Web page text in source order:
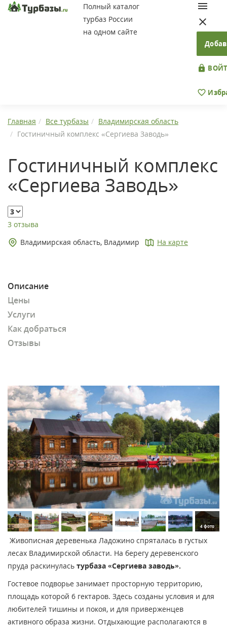
Полный каталог
турбаз России
на одном сайте
Главная Все турбазы
Владимирская область
Гостиничный комплекс «Сергиева Заводь»
Гостиничный комплекс
«Сергиева Заводь»
3 отзыва
Владимирская область, Владимир
На карте
Описание
Цены
Услуги
Как добраться
Отзывы
4 фото
Живописная деревенька Ладожино спряталась в густых
лесах Владимирской области. На берегу деревенского
пруда раскинулась турбаза «Сергиева заводь».
Гостевое подворье занимает просторную территорию,
площадь которой 6 гектаров. Здесь созданы условия и для
любителей тишины и покоя, и для приверженцев
активного образа жизни. Отдыхающие располагаются в